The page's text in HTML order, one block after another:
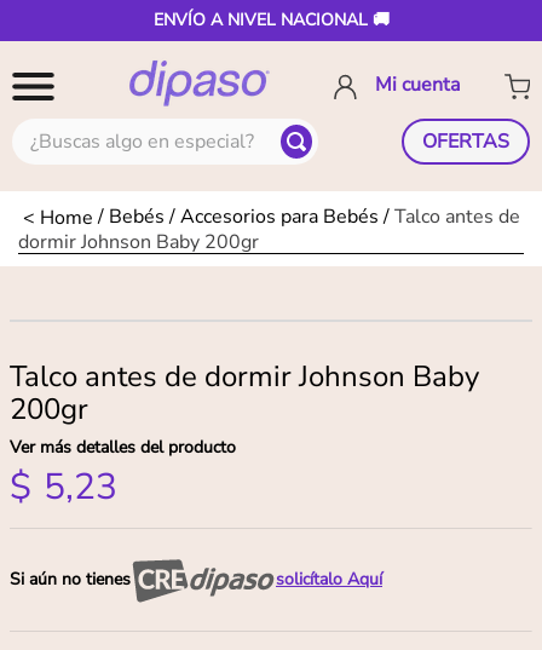
ENVÍO A NIVEL NACIONAL 🚚
¿Buscas algo en especial? OFERTAS
Bebés Accesorios para Bebés
Talco antes de
dormir Johnson Baby 200gr
Talco antes de dormir Johnson Baby
200gr
Ver más detalles del producto
$ 5,23
Si aún no tienes solicítalo Aquí